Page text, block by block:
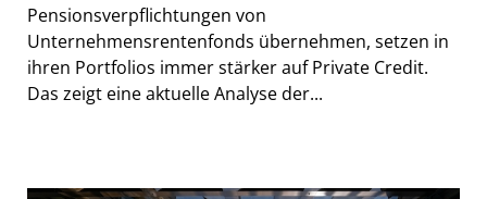
Pensionsverpflichtungen von
Unternehmensrentenfonds übernehmen, setzen in
ihren Portfolios immer stärker auf Private Credit.
Das zeigt eine aktuelle Analyse der...